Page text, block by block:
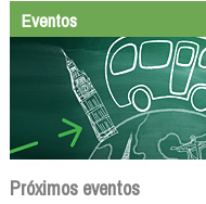
Eventos
Próximos eventos